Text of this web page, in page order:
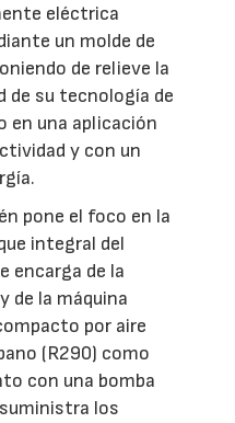
eléctrica
un molde de
de relieve la
de su tecnología de
en una aplicación
y con un
pone el foco en la
integral del
encarga de la
de la máquina
por aire
(R290) como
con una bomba
los